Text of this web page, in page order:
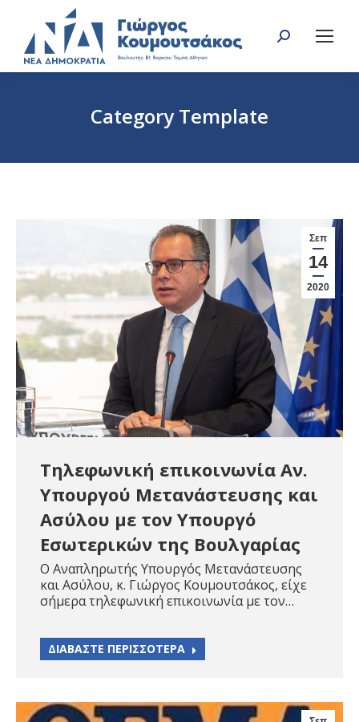
Search:
Category Template
Σεπ
14
2020
Τηλεφωνική επικοινωνία Αν.
Υπουργού Μετανάστευσης και
Ασύλου με τον Υπουργό
Εσωτερικών της Βουλγαρίας
Ο Αναπληρωτής Υπουργός Μετανάστευσης
και Ασύλου, κ. Γιώργος Κουμουτσάκος, είχε
σήμερα τηλεφωνική επικοινωνία με τον…
ΔΙΑΒΑΣΤΕ ΠΕΡΙΣΣΟΤΕΡΑ